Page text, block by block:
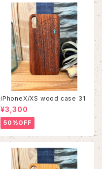
iPhoneX/XS wood case 31
¥3,300
50%OFF